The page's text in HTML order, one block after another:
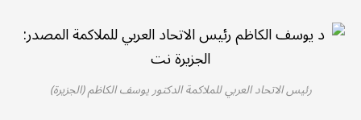
رئيس الاتحاد العربي للملاكمة الدكتور يوسف الكاظم (الجزيرة)